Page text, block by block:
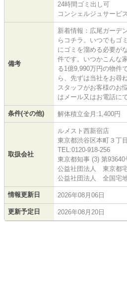
24時間ゴミ出し可
コンシェルジュサービス
備考
新着情報：広尾ガーデ
らコチラ。いつでもゴ
にゴミを溜める必要が
件です。いつかこんな
る1億9,990万円の物件
ら、先ずは当社をお尋
スタッフがお客様のお
はメール又はお電話に
条件(その他) 解体積立金月:1,400円
取扱会社
ルメスト西新宿店
東京都渋谷区本町３丁
TEL:0120-918-256
東京都知事 (3) 第93640
公益社団法人 東京都
公益社団法人 全国宅
情報更新日 2026年08月06日
更新予定日 2026年08月20日